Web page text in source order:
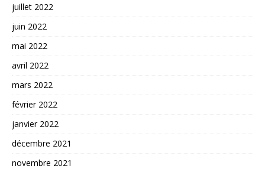
juillet 2022
juin 2022
mai 2022
avril 2022
mars 2022
février 2022
janvier 2022
décembre 2021
novembre 2021